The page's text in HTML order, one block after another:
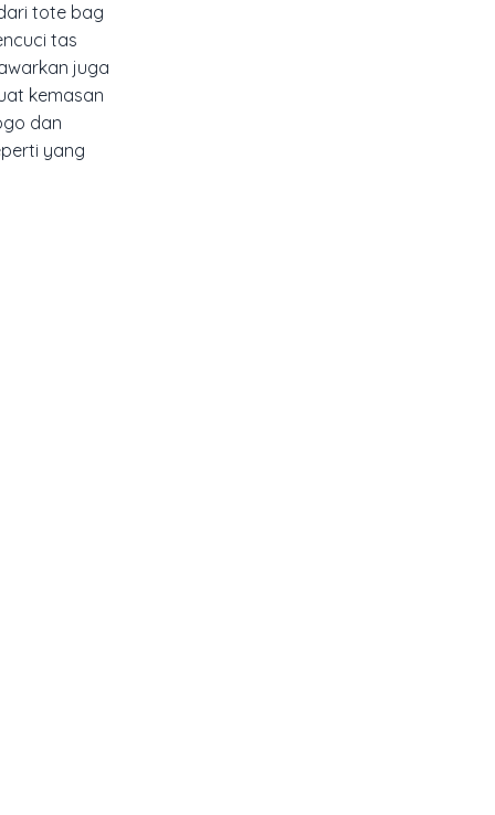
tote bag
tas
juga
kemasan
dan
yang